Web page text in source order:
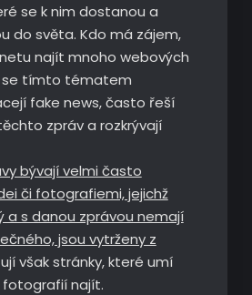
se k nim dostanou a
do světa. Kdo má zájem,
najít mnoho webových
se tímto tématem
fake news, často řeší
zpráv a rozkrývají
bývají velmi často
či fotografiemi, jejichž
a s danou zprávou nemají
jsou vytrženy z
však stránky, které umí
najít.